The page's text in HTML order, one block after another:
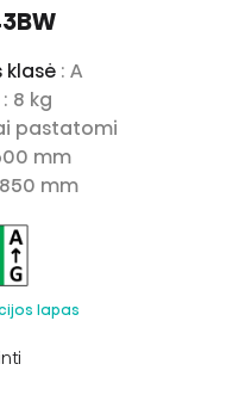
klasė : A
: 8 kg
pastatomi
mm
mm
lapas